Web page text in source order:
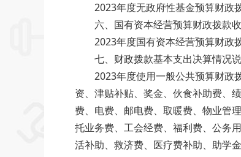
2023年度无政府性基金预算财政拨
六、国有资本经营预算财政拨款
2023年度国有资本经营预算财政拨
七、财政拨款基本支出决算情况
2023年度使用一般公共预算财政
资、津贴补贴、奖金、伙食补助费
费、电费、邮电费、取暖费、物业
托业务费、工会经费、福利费、公
活补助、救济费、医疗费补助、助